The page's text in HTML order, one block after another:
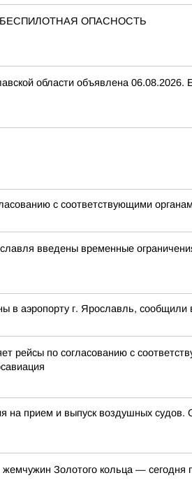
БЕСПИЛОТНАЯ ОПАСНОСТЬ
области объявлена 06.08.2026.
с соответствующими
введены временные
в аэропорту г. Ярославль, сообщили
рейсы по согласованию с
и выпуск воздушных судов.
Золотого кольца —